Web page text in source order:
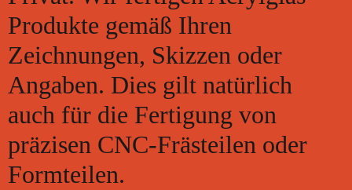
Produkte gemäß Ihren
Zeichnungen, Skizzen oder
Angaben. Dies gilt natürlich
auch für die Fertigung von
präzisen CNC-Frästeilen oder
Formteilen.